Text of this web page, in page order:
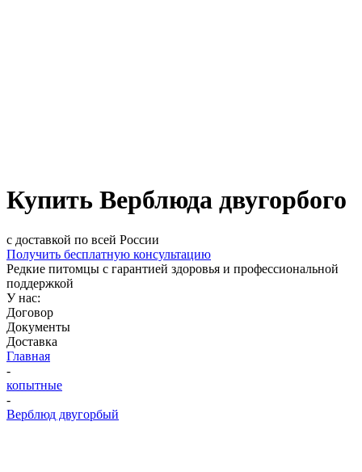
Купить Верблюда двугорбого
с доставкой по всей России
Получить бесплатную консультацию
Редкие питомцы с гарантией здоровья и профессиональной
поддержкой
У нас:
Договор
Документы
Доставка
Главная
-
копытные
-
Верблюд двугорбый